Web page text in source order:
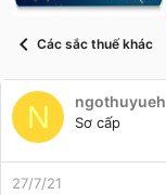
a
r
Các sắc thuế khác
N ngothuyueh
Sơ cấp
27/7/21